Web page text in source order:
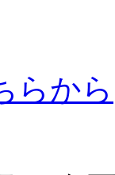
らから